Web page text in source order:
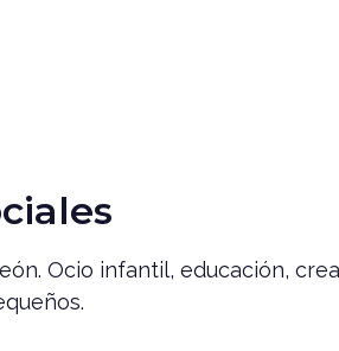
Ocio infantil, educación,